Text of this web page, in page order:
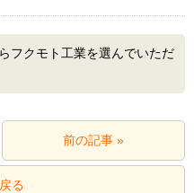
フクモト工業を選んでいただ
前の記事 »
る